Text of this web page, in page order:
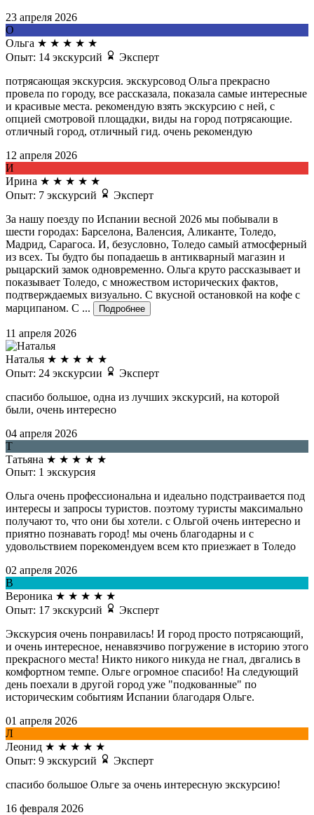
23 апреля 2026
О
Ольга ★ ★ ★ ★ ★
Опыт: 14 экскурсий
Эксперт
потрясающая экскурсия. экскурсовод Ольга прекрасно
провела по городу, все рассказала, показала самые интересные
и красивые места. рекомендую взять экскурсию с ней, с
опцией смотровой площадки, виды на город потрясающие.
отличный город, отличный гид. очень рекомендую
12 апреля 2026
И
Ирина ★ ★ ★ ★ ★
Опыт: 7 экскурсий
Эксперт
За нашу поезду по Испании весной 2026 мы побывали в
шести городах: Барселона, Валенсия, Аликанте, Толедо,
Мадрид, Сарагоса. И, безусловно, Толедо самый атмосферный
из всех. Ты будто бы попадаешь в антикварный магазин и
рыцарский замок одновременно. Ольга круто рассказывает и
показывает Толедо, с множеством исторических фактов,
подтверждаемых визуально. С вкусной остановкой на кофе с
марципаном. С ...
Подробнее
11 апреля 2026
Наталья ★ ★ ★ ★ ★
Опыт: 24 экскурсии
Эксперт
спасибо большое, одна из лучших экскурсий, на которой
были, очень интересно
04 апреля 2026
Т
Татьяна ★ ★ ★ ★ ★
Опыт: 1 экскурсия
Ольга очень профессиональна и идеально подстраивается под
интересы и запросы туристов. поэтому туристы максимально
получают то, что они бы хотели. с Ольгой очень интересно и
приятно познавать город! мы очень благодарны и с
удовольствием порекомендуем всем кто приезжает в Толедо
02 апреля 2026
В
Вероника ★ ★ ★ ★ ★
Опыт: 17 экскурсий
Эксперт
Экскурсия очень понравилась! И город просто потрясающий,
и очень интересное, ненавязчиво погружение в историю этого
прекрасного места! Никто никого никуда не гнал, двгались в
комфортном темпе. Ольге огромное спасибо! На следующий
день поехали в другой город уже "подкованные" по
историческим событиям Испании благодаря Ольге.
01 апреля 2026
Л
Леонид ★ ★ ★ ★ ★
Опыт: 9 экскурсий
Эксперт
спасибо большое Ольге за очень интересную экскурсию!
16 февраля 2026